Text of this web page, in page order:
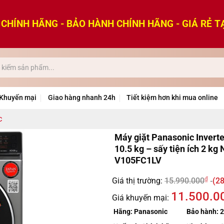
HÃNG - BẢO HÀNH CHÍNH HÃNG - GIÁ RẺ
Khuyến mại Giao hàng nhanh 24h Tiết kiệm hơn khi mua online
Máy giặt Panasonic
10.5 kg – sấy tiện ích 2 kg
V105FC1LV
Giá thị trường: 15.990.000₫
Giá khuyến mại:
Hãng: Panasonic
Bảo hành: